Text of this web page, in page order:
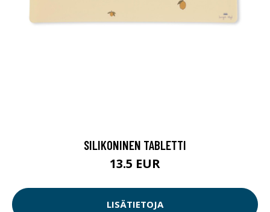
SILIKONINEN TABLETTI
13.5 EUR
LISÄTIETOJA